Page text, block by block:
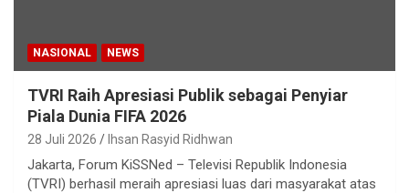
NASIONAL NEWS
TVRI Raih Apresiasi Publik sebagai Penyiar
Piala Dunia FIFA 2026
28 Juli 2026 Ihsan Rasyid Ridhwan
Jakarta, Forum KiSSNed – Televisi Republik Indonesia
(TVRI) berhasil meraih apresiasi luas dari masyarakat atas